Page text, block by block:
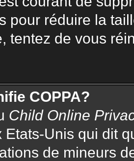
pour réduire la
tentez de vous
COPPA?
Child Online
Etats-Unis qui dit
de mineurs